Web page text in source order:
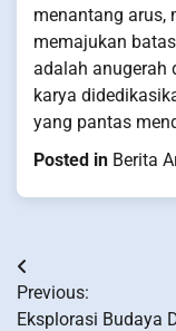
menantang arus,
memajukan
adalah anugerah
karya
yang pantas
Posted in Berita
Post
navigation
Previous:
Eksplorasi Budaya